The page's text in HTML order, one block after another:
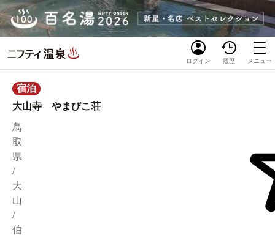
ログイン 履歴 メニュー
宿泊
大山寺 やまびこ荘
鳥
取
県
/
大
山
/
伯